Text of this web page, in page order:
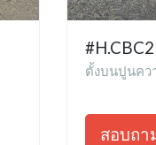
ตั้งบนปูนคว
สอบถา